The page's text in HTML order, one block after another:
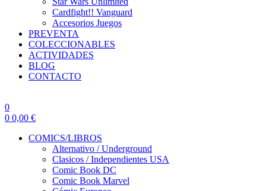
Cardfight!! Vanguard
Accesorios Juegos
PREVENTA
COLECCIONABLES
ACTIVIDADES
BLOG
CONTACTO
0
0 0,00 €
COMICS/LIBROS
Alternativo / Underground
Clasicos / Independientes USA
Comic Book DC
Comic Book Marvel